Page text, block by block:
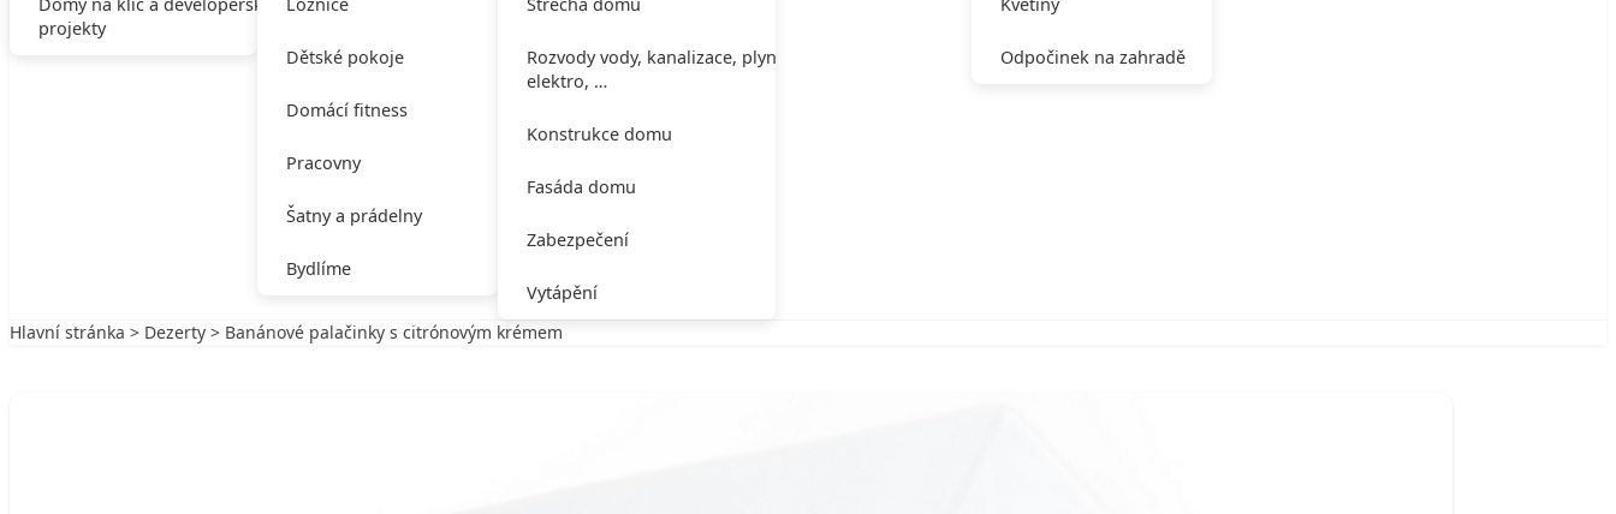
projekty
Dětské pokoje
Domácí fitness
Pracovny
Šatny a prádelny
Bydlíme
Rozvody vody, kanalizace, plynu,
elektro, …
Konstrukce domu
Fasáda domu
Zabezpečení
Vytápění
Odpočinek na zahradě
Hlavní stránka > Dezerty > Banánové palačinky s citrónovým krémem